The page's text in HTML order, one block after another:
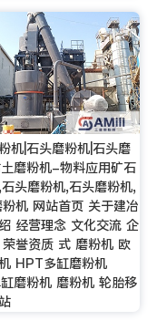
机|石头磨粉机|石头磨
磨粉机-物料应用矿石
头磨粉机,石头磨粉机,
机 网站首页 关于建冶
经营理念 文化交流 企
誉资质 式 磨粉机 欧
HPT多缸磨粉机
磨粉机 磨粉机 轮胎移